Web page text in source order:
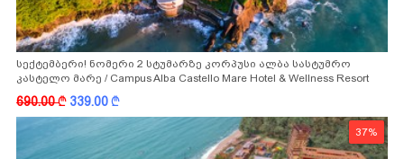
სექტემბერი! ნომერი 2 სტუმარზე კორპუსი ალბა სასტუმრო
კასტელო მარე / Campus Alba Castello Mare Hotel & Wellness Resort
-სგან!
690.00k 339.00k
37%